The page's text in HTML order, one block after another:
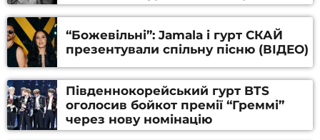
Алфьорова (ВІДЕО)
“Божевільні”: Jamala і гурт СКАЙ
презентували спільну пісню (ВІДЕО)
Південнокорейський гурт BTS
оголосив бойкот премії “Греммі”
через нову номінацію